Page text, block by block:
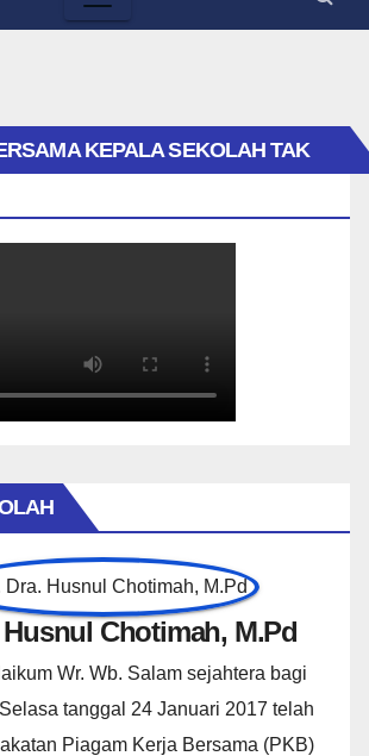
KEPALA SEKOLAH TAK
Husnul Chotimah, M.Pd
Wr. Wb. Salam sejahtera bagi
tanggal 24 Januari 2017 telah
Piagam Kerja Bersama (PKB)